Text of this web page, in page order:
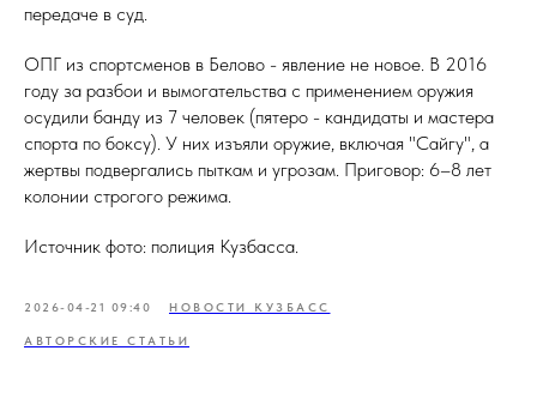
передаче в суд.
ОПГ из спортсменов в Белово - явление не новое. В 2016
году за разбои и вымогательства с применением оружия
осудили банду из 7 человек (пятеро - кандидаты и мастера
спорта по боксу). У них изъяли оружие, включая "Сайгу", а
жертвы подвергались пыткам и угрозам. Приговор: 6–8 лет
колонии строгого режима.
Источник фото: полиция Кузбасса.
2026-04-21 09:40 НОВОСТИ КУЗБАСС
АВТОРСКИЕ СТАТЬИ